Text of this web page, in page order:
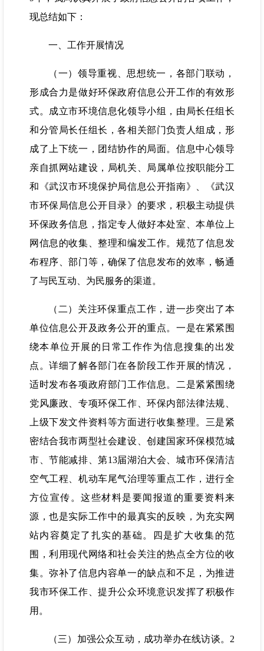
现总结如下：
一、工作开展情况
（一）领导重视、思想统一，各部门联动，
形成合力是做好环保政府信息公开工作的有效形
式。成立市环境信息化领导小组，由局长任组长
和分管局长任组长，各相关部门负责人组成，形
成了上下统一，团结协作的局面。信息中心领导
亲自抓网站建设，局机关、局属单位按职能分工
和《武汉市环境保护局信息公开指南》、《武汉
市环保局信息公开目录》的要求，积极主动提供
环保政务信息，指定专人做好本处室、本单位上
网信息的收集、整理和编发工作。规范了信息发
布程序、部门等，确保了信息发布的效率，畅通
了与民互动、为民服务的渠道。
（二）关注环保重点工作，进一步突出了本
单位信息公开及政务公开的重点。一是在紧紧围
绕本单位开展的日常工作作为信息搜集的出发
点。详细了解各部门在各阶段工作开展的情况，
适时发布各项政府部门工作信息。二是紧紧围绕
党风廉政、专项环保工作、环保内部法律法规、
上级下发文件资料等方面进行收集整理。三是紧
密结合我市两型社会建设、创建国家环保模范城
市、节能减排、第13届湖泊大会、城市环保清洁
空气工程、机动车尾气治理等重点工作，进行全
方位宣传。这些材料是要闻报道的重要资料来
源，也是实际工作中的最真实的反映，为充实网
站内容奠定了扎实的基础。四是扩大收集的范
围，利用现代网络和社会关注的热点全方位的收
集。弥补了信息内容单一的缺点和不足，为推进
我市环保工作、提升公众环境意识发挥了积极作
用。
（三）加强公众互动，成功举办在线访谈。2